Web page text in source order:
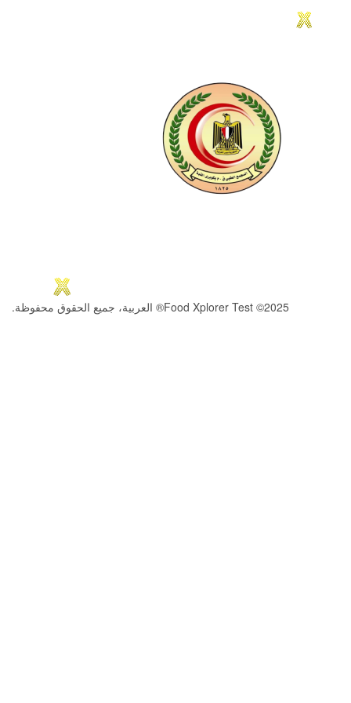
2025© Food Xplorer Test® العربية، جميع الحقوق محفوظة.